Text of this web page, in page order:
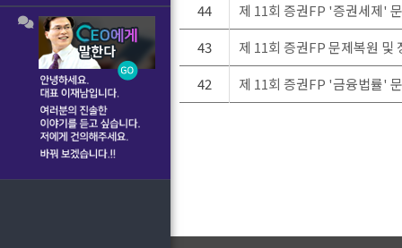
44
제 11회 증권FP '증권세제'
43
제 11회 증권FP 문제복원 및
42
제 11회 증권FP '금융법률'